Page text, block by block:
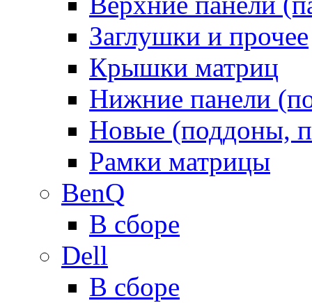
Заглушки и прочее
Крышки матриц
Нижние панели
Новые (поддоны,
Рамки матрицы
BenQ
В сборе
Dell
В сборе